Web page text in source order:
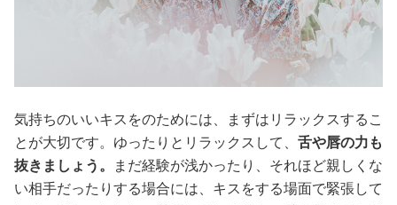
気持ちのいいキスをのためには、まずはリラックスするこ
とが大切です。ゆったりとリラックスして、 舌や唇の力も
抜きましょう。
まだ経験が浅かったり、それほど親しくな
い相手だったりする場合には、キスをする場面で緊張して